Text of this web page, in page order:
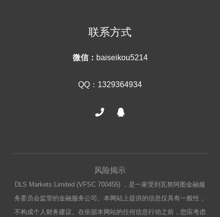
联系方式
微信： baiseikou5214
QQ：1329364934
风险揭示
DLS Markets Limited (VFSC 700455) ，是一家受到瓦努阿图金融服
务委员会监管的金融服务公司。本网站上提供的信息仅具有一般性，
不构成个人财务建议。在依据本网站的任何信息行动之前，您应考虑